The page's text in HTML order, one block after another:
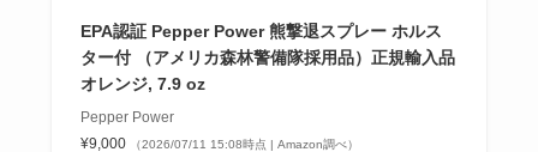
EPA認証 Pepper Power 熊撃退スプレー ホルス
ター付 （アメリカ森林警備隊採用品）正規輸入品
オレンジ, 7.9 oz
Pepper Power
¥9,000
（2026/07/11 15:08時点 | Amazon調べ）